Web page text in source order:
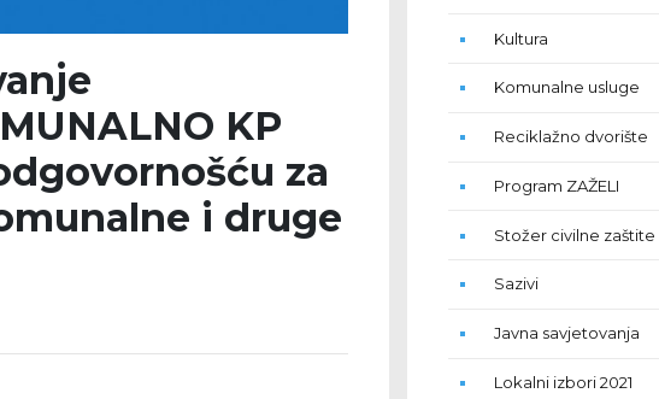
KP
za
i druge
Kultura
Komunalne usluge
Reciklažno dvorište
Program ZAŽELI
Stožer civilne zaštite
Sazivi
Javna savjetovanja
Lokalni izbori 2021